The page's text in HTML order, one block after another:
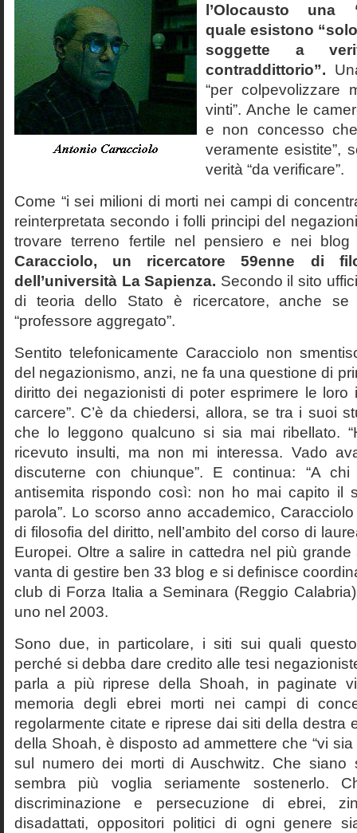
l’Olocausto una
quale esistono
soggette a
contraddittorio”.
“per colpevolizzare
vinti”. Anche le
e non concesso
veramente esistite”,
verità “da verificare”.
Come “i sei milioni di morti nei campi di
reinterpretata secondo i folli principi del
trovare terreno fertile nel pensiero e nei
Caracciolo, un ricercatore 59enne di
dell’università La Sapienza. Secondo il sito
di teoria dello Stato è ricercatore, anche
“professore aggregato”.
Sentito telefonicamente Caracciolo non
del negazionismo, anzi, ne fa una questione di
diritto dei negazionisti di poter esprimere le loro
carcere”. C’è da chiedersi, allora, se tra i suoi
che lo leggono qualcuno si sia mai ribellato.
ricevuto insulti, ma non mi interessa. Vado
discuterne con chiunque”. E continua: “A
antisemita rispondo così: non ho mai capito il
parola”. Lo scorso anno accademico,
di filosofia del diritto, nell’ambito del corso di
Europei. Oltre a salire in cattedra nel più grande
vanta di gestire ben 33 blog e si definisce
club di Forza Italia a Seminara (Reggio
uno nel 2003.
Sono due, in particolare, i siti sui quali
perché si debba dare credito alle tesi
parla a più riprese della Shoah, in paginate
memoria degli ebrei morti nei campi di
regolarmente citate e riprese dai siti della destra
della Shoah, è disposto ad ammettere che “vi
sul numero dei morti di Auschwitz. Che siano
sembra più voglia seriamente sostenerlo.
discriminazione e persecuzione di ebrei,
disadattati, oppositori politici di ogni genere